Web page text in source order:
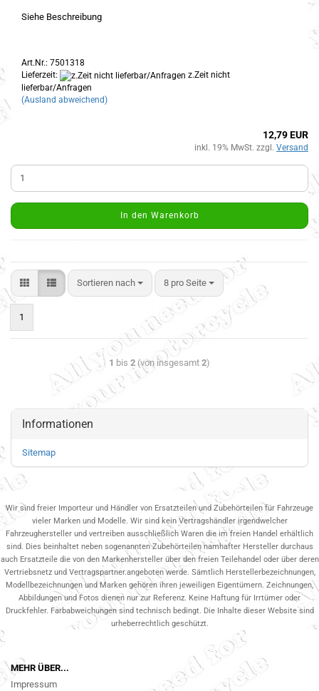
Siehe Beschreibung
Art.Nr.: 7501318
Lieferzeit:
z.Zeit nicht
lieferbar/Anfragen
(Ausland abweichend)
12,79 EUR
inkl. 19% MwSt. zzgl. Versand
In den Warenkorb
Sortieren nach 8 pro Seite
1
1 bis 2 (von insgesamt 2)
Informationen
Sitemap
Wir sind freier Importeur und Händler von Ersatzteilen und Zubehörteilen für Fahrzeuge
vieler Marken und Modelle. Wir sind kein Vertragshändler irgendwelcher
Fahrzeughersteller und vertreiben ausschließlich Waren die im freien Handel erhältlich
sind. Dies beinhaltet neben sogenannten Zubehörteilen namhafter Hersteller durchaus
auch Ersatzteile die von den Markenhersteller über den freien Teilehandel oder über deren
Vertriebsnetz und Vertragspartner.angeboten werde. Sämtlich Herstellerbezeichnungen,
Modellbezeichnungen und Marken gehören ihren jeweiligen Eigentümern. Zeichnungen,
Abbildungen und Fotos dienen nur zur Referenz. Keine Haftung für Irrtümer oder
Druckfehler. Farbabweichungen sind technisch bedingt. Die Inhalte dieser Website sind
urheberrechtlich geschützt.
MEHR ÜBER...
Impressum